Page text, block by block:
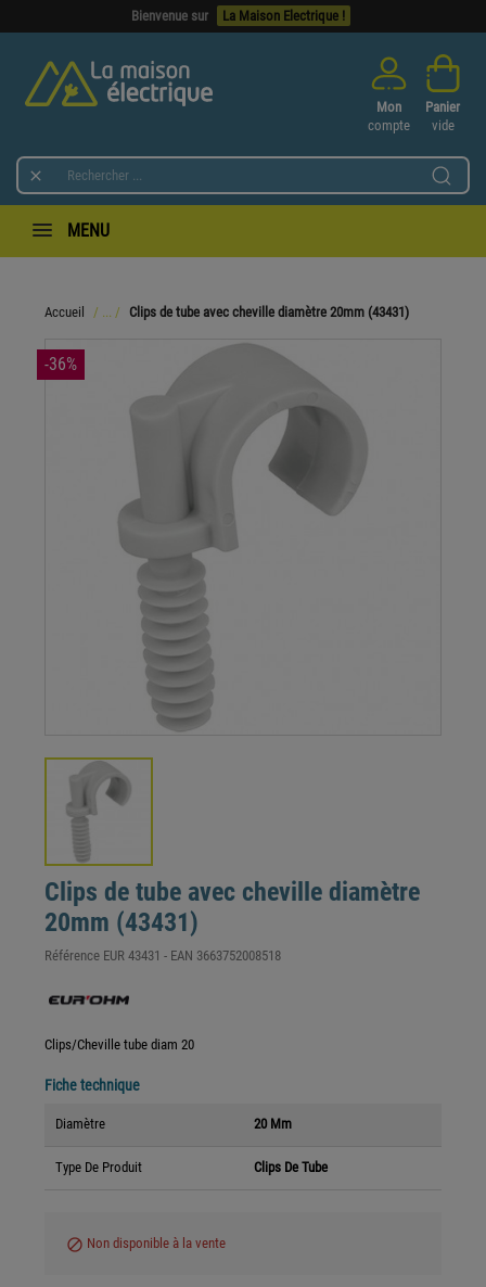
Bienvenue sur La Maison Electrique !

Mon
compte
Panier
vide
MENU
Accueil Clips de tube avec cheville diamètre 20mm (43431)
-36%
Clips de tube avec cheville diamètre
20mm (43431)
Référence EUR 43431 - EAN 3663752008518
Clips/Cheville tube diam 20
Fiche technique
Diamètre 20 Mm
Type De Produit Clips De Tube
block Non disponible à la vente